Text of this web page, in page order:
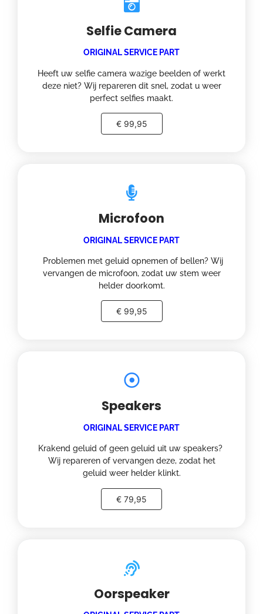
Selfie Camera
ORIGINAL SERVICE PART
Heeft uw selfie camera wazige beelden of werkt
deze niet? Wij repareren dit snel, zodat u weer
perfect selfies maakt.
€ 99,95
Microfoon
ORIGINAL SERVICE PART
Problemen met geluid opnemen of bellen? Wij
vervangen de microfoon, zodat uw stem weer
helder doorkomt.
€ 99,95
Speakers
ORIGINAL SERVICE PART
Krakend geluid of geen geluid uit uw speakers?
Wij repareren of vervangen deze, zodat het
geluid weer helder klinkt.
€ 79,95
Oorspeaker